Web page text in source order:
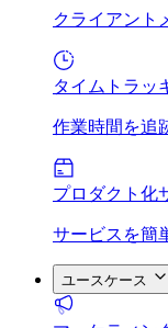
クライアント
タイムトラッ
作業時間を追
プロダクト化
サービスを簡
ユースケース